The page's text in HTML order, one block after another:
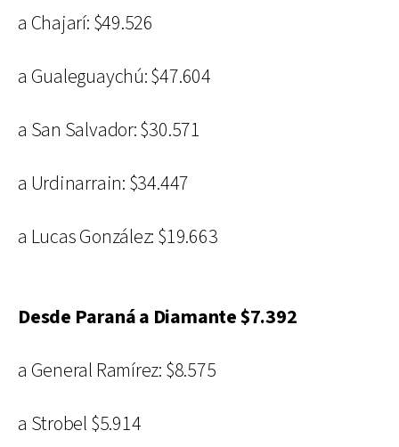
a Chajarí: $49.526
a Gualeguaychú: $47.604
a San Salvador: $30.571
a Urdinarrain: $34.447
a Lucas González: $19.663
Desde Paraná a Diamante $7.392
a General Ramírez: $8.575
a Strobel $5.914